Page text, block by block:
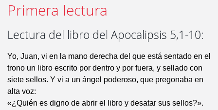
Primera lectura
Lectura del libro del Apocalipsis 5,1-10:
Yo, Juan, vi en la mano derecha del que está sentado en el
trono un libro escrito por dentro y por fuera, y sellado con
siete sellos. Y vi a un ángel poderoso, que pregonaba en
alta voz:
«¿Quién es digno de abrir el libro y desatar sus sellos?».